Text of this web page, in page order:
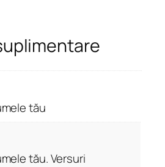
tău
tău. Versuri